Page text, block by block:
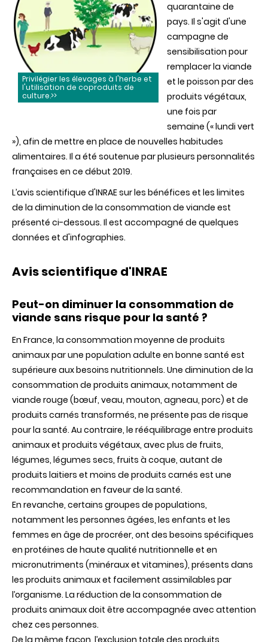
Privilégier les élevages à l'herbe et
l'utilisation de coproduits de
culture.>>
quarantaine de
pays. Il s'agit d'une
campagne de
sensibilisation pour
remplacer la viande
et le poisson par des
produits végétaux,
une fois par
semaine (« lundi vert
»), afin de mettre en place de nouvelles habitudes
alimentaires. Il a été soutenue par plusieurs personnalités
françaises en ce début 2019.
L’avis scientifique d'INRAE sur les bénéfices et les limites
de la diminution de la consommation de viande est
présenté ci-dessous. Il est accompagné de quelques
données et d'infographies.
Avis scientifique d'INRAE
Peut-on diminuer la consommation de
viande sans risque pour la santé ?
En France, la consommation moyenne de produits
animaux par une population adulte en bonne santé est
supérieure aux besoins nutritionnels. Une diminution de la
consommation de produits animaux, notamment de
viande rouge (bœuf, veau, mouton, agneau, porc) et de
produits carnés transformés, ne présente pas de risque
pour la santé. Au contraire, le rééquilibrage entre produits
animaux et produits végétaux, avec plus de fruits,
légumes, légumes secs, fruits à coque, autant de
produits laitiers et moins de produits carnés est une
recommandation en faveur de la santé.
En revanche, certains groupes de populations,
notamment les personnes âgées, les enfants et les
femmes en âge de procréer, ont des besoins spécifiques
en protéines de haute qualité nutritionnelle et en
micronutriments (minéraux et vitamines), présents dans
les produits animaux et facilement assimilables par
l’organisme. La réduction de la consommation de
produits animaux doit être accompagnée avec attention
chez ces personnes.